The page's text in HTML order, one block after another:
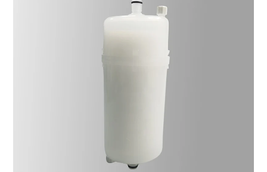
la hacen ideal para la filtración de valiosas
soluciones proteicas, como vacunas y productos